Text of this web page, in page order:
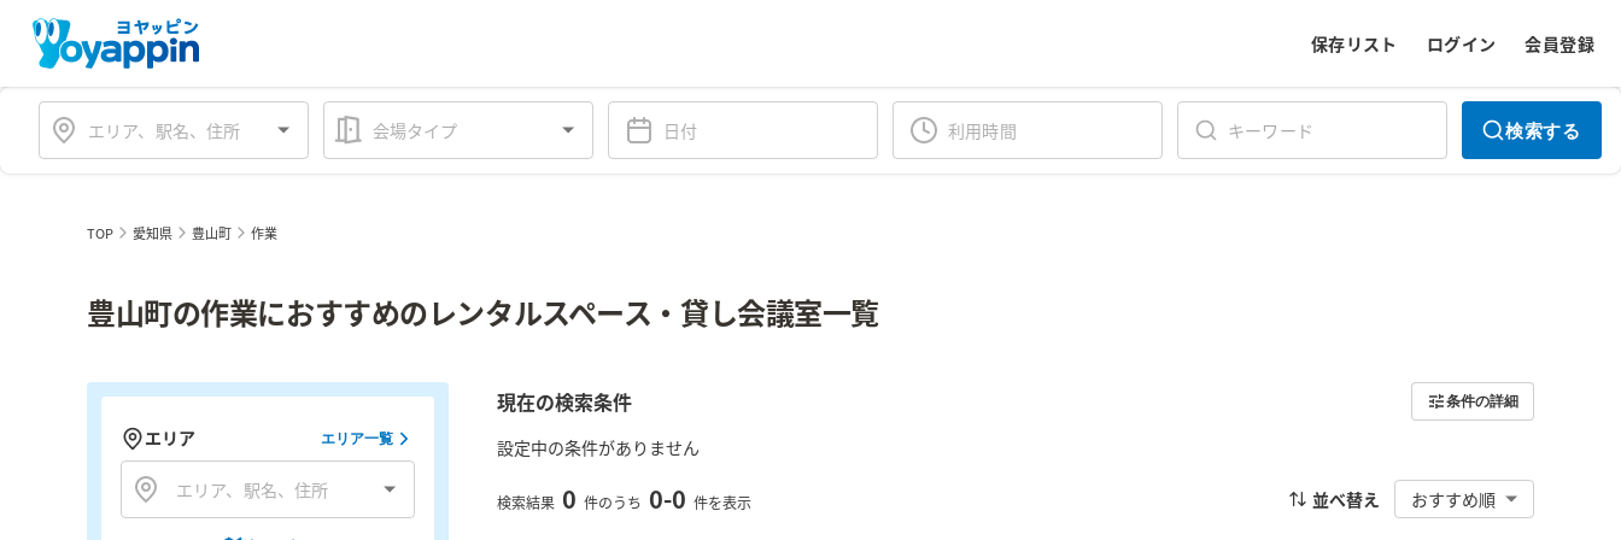
保存リスト ログイン 会員登録
会場タイプ 検索する
TOP 愛知県 豊山町 作業
豊山町の作業におすすめのレンタルスペース・貸し会議室一覧
現在の検索条件 条件の詳細
設定中の条件がありません
検索結果 0 件のうち 0-0 件を表示 並べ替え おすすめ順
エリア エリア一覧